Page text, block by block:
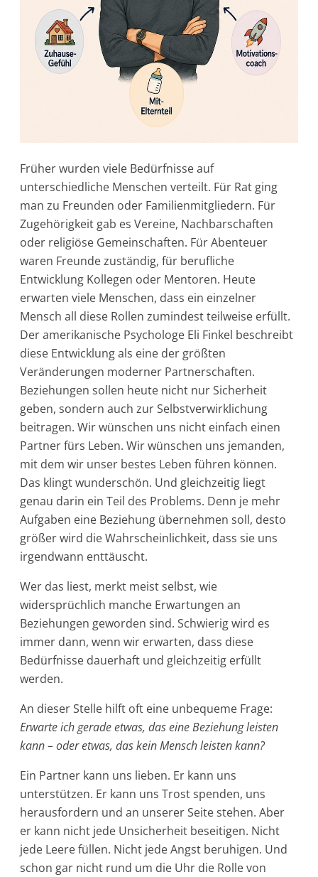
Früher wurden viele Bedürfnisse auf
unterschiedliche Menschen verteilt. Für Rat ging
man zu Freunden oder Familienmitgliedern. Für
Zugehörigkeit gab es Vereine, Nachbarschaften
oder religiöse Gemeinschaften. Für Abenteuer
waren Freunde zuständig, für berufliche
Entwicklung Kollegen oder Mentoren. Heute
erwarten viele Menschen, dass ein einzelner
Mensch all diese Rollen zumindest teilweise erfüllt.
Der amerikanische Psychologe Eli Finkel beschreibt
diese Entwicklung als eine der größten
Veränderungen moderner Partnerschaften.
Beziehungen sollen heute nicht nur Sicherheit
geben, sondern auch zur Selbstverwirklichung
beitragen. Wir wünschen uns nicht einfach einen
Partner fürs Leben. Wir wünschen uns jemanden,
mit dem wir unser bestes Leben führen können.
Das klingt wunderschön. Und gleichzeitig liegt
genau darin ein Teil des Problems. Denn je mehr
Aufgaben eine Beziehung übernehmen soll, desto
größer wird die Wahrscheinlichkeit, dass sie uns
irgendwann enttäuscht.
Wer das liest, merkt meist selbst, wie
widersprüchlich manche Erwartungen an
Beziehungen geworden sind. Schwierig wird es
immer dann, wenn wir erwarten, dass diese
Bedürfnisse dauerhaft und gleichzeitig erfüllt
werden.
An dieser Stelle hilft oft eine unbequeme Frage:
Erwarte ich gerade etwas, das eine Beziehung leisten
kann – oder etwas, das kein Mensch leisten kann?
Ein Partner kann uns lieben. Er kann uns
unterstützen. Er kann uns Trost spenden, uns
herausfordern und an unserer Seite stehen. Aber
er kann nicht jede Unsicherheit beseitigen. Nicht
jede Leere füllen. Nicht jede Angst beruhigen. Und
schon gar nicht rund um die Uhr die Rolle von